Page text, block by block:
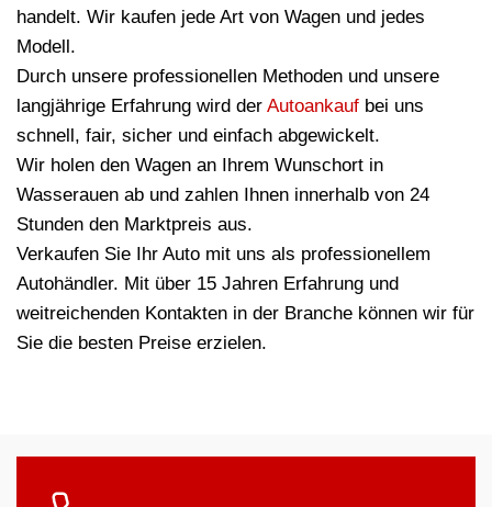
handelt. Wir kaufen jede Art von Wagen und jedes
Modell.
Durch unsere professionellen Methoden und unsere
langjährige Erfahrung wird der Autoankauf bei uns
schnell, fair, sicher und einfach abgewickelt.
Wir holen den Wagen an Ihrem Wunschort in
Wasserauen ab und zahlen Ihnen innerhalb von 24
Stunden den Marktpreis aus.
Verkaufen Sie Ihr Auto mit uns als professionellem
Autohändler. Mit über 15 Jahren Erfahrung und
weitreichenden Kontakten in der Branche können wir für
Sie die besten Preise erzielen.